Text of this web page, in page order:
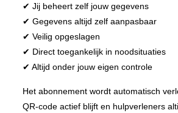
✔ Jij beheert zelf jouw gegevens
✔ Gegevens altijd zelf aanpasbaar
✔ Veilig opgeslagen
✔ Direct toegankelijk in noodsituaties
✔ Altijd onder jouw eigen controle
Het abonnement wordt automatisch
QR-code actief blijft en hulpverleners